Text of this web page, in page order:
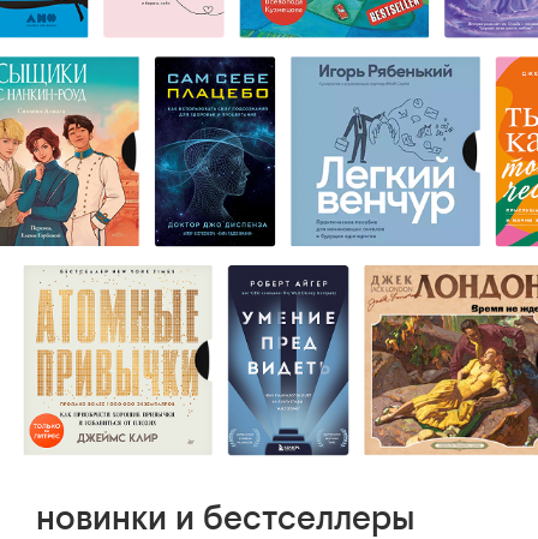
новинки и бестселлеры